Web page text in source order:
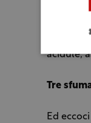
acidule,
Tre
Ed